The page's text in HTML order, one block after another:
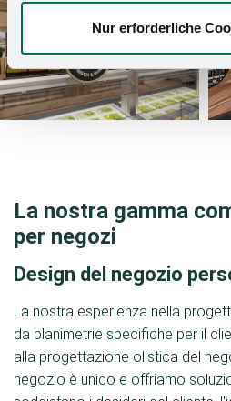
Nur erforderliche
La nostra gamma
per negozi
Design del negozio
La nostra esperienza nella
da planimetrie specifiche per il
alla progettazione olistica del
negozio è unico e offriamo